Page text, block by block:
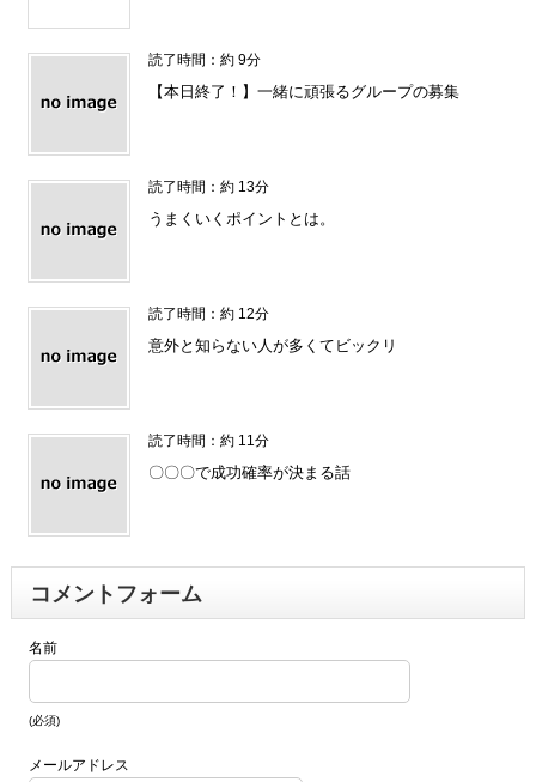
読了時間：約 9分
【本日終了！】一緒に頑張るグループの募集
読了時間：約 13分
うまくいくポイントとは。
読了時間：約 12分
意外と知らない人が多くてビックリ
読了時間：約 11分
〇〇〇で成功確率が決まる話
コメントフォーム
名前
(必須)
メールアドレス